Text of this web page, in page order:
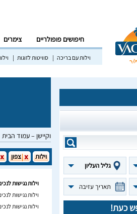
חיפושים פופולריים צימרים
וילות עם בריכה סוויטות לזוגות
וקיישן – עמוד הבית
גליל העליון
תאריך עזיבה
כעת!
וילות צפון
וילות נגישות
וילות נגישות
וילות נגישות